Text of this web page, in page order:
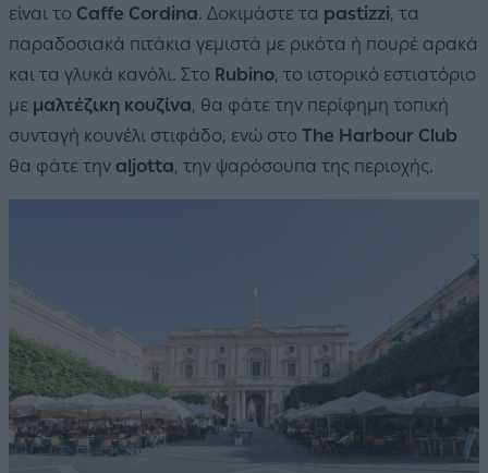
είναι το Caffe Cordina. Δοκιμάστε τα pastizzi, τα
παραδοσιακά πιτάκια γεμιστά με ρικότα ή πουρέ αρακά
και τα γλυκά κανόλι. Στο Rubino, το ιστορικό εστιατόριο
με μαλτέζικη κουζίνα, θα φάτε την περίφημη τοπική
συνταγή κουνέλι στιφάδο, ενώ στο The Harbour Club
θα φάτε την aljotta, την ψαρόσουπα της περιοχής.